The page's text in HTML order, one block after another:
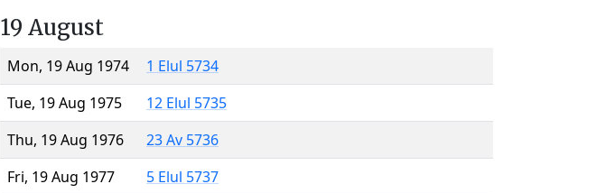
19 August
Mon, 19 Aug 1974
1 Elul 5734
Tue, 19 Aug 1975
12 Elul 5735
Thu, 19 Aug 1976
23 Av 5736
Fri, 19 Aug 1977
5 Elul 5737